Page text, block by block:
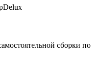
сборки по